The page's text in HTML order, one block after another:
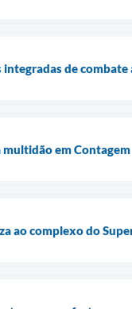
de combate
multidão em Contagem
ao complexo do